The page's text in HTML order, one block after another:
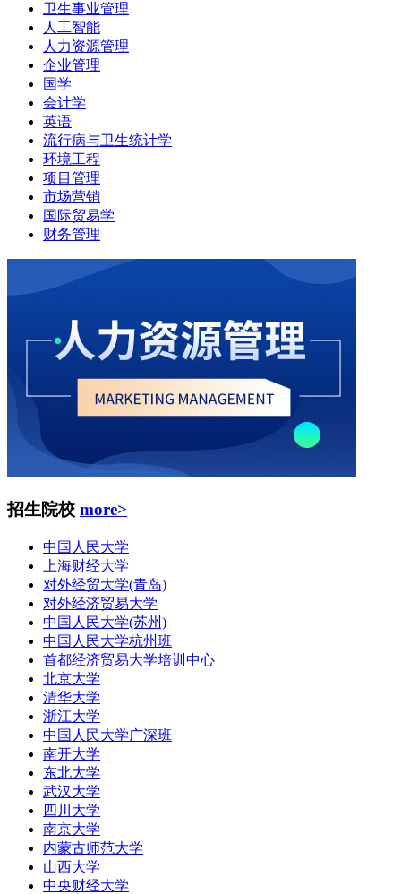
卫生事业管理
人工智能
人力资源管理
企业管理
国学
会计学
英语
流行病与卫生统计学
环境工程
项目管理
市场营销
国际贸易学
财务管理
招生院校 more>
中国人民大学
上海财经大学
对外经贸大学(青岛)
对外经济贸易大学
中国人民大学(苏州)
中国人民大学杭州班
首都经济贸易大学培训中心
北京大学
清华大学
浙江大学
中国人民大学广深班
南开大学
东北大学
武汉大学
四川大学
南京大学
内蒙古师范大学
山西大学
中央财经大学